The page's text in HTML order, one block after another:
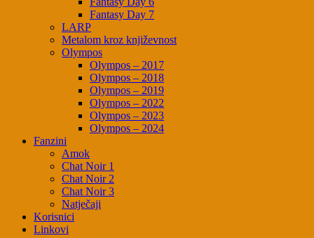
Fantasy Day 7
LARP
Metalom kroz književnost
Olympos
Olympos – 2017
Olympos – 2018
Olympos – 2019
Olympos – 2022
Olympos – 2023
Olympos – 2024
Fanzini
Amok
Chat Noir 1
Chat Noir 2
Chat Noir 3
Natječaji
Korisnici
Linkovi